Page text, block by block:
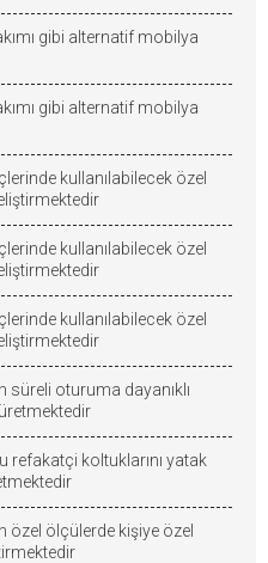
gibi alternatif mobilya
gibi alternatif mobilya
kullanılabilecek özel
kullanılabilecek özel
kullanılabilecek özel
süreli oturuma dayanıklı
refakatçi koltuklarını yatak
özel ölçülerde kişiye özel